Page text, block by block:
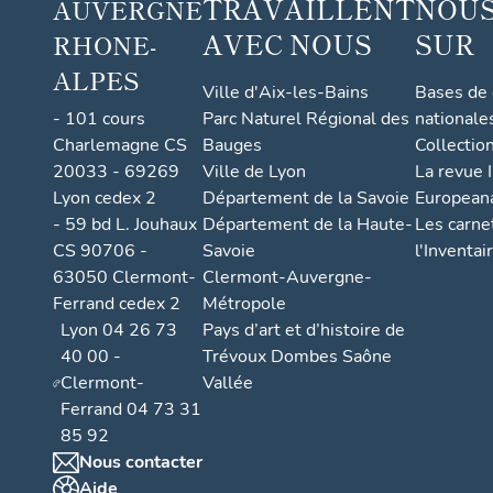
x des
bienfait
eurs des
hospice
s
AUVERGNE
RHONE-
ALPES
- 101 cours
Charlemagne CS
20033 - 69269
Lyon cedex 2
- 59 bd L. Jouhaux
CS 90706 -
63050 Clermont-
Ferrand cedex 2
Lyon 04 26 73
40 00 -
Clermont-
Ferrand 04 73 31
85 92
Nous contacter
TRAVAILLENT
AVEC NOUS
Ville d'Aix-les-Bains
Parc Naturel Régional des
Bauges
Ville de Lyon
Département de la Savoie
Département de la Haute-
Savoie
Clermont-Auvergne-
Métropole
Pays d’art et d’histoire de
Trévoux Dombes Saône
Vallée
SUR
Bases
La revue
Les